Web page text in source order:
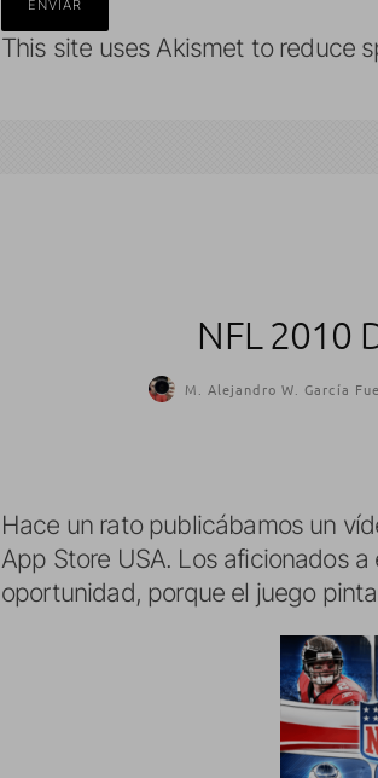
This site uses Akismet to reduce
NFL 2010
M. Alejandro W. García
Hace un rato publicábamos un
App Store USA. Los aficionados
oportunidad, porque el juego